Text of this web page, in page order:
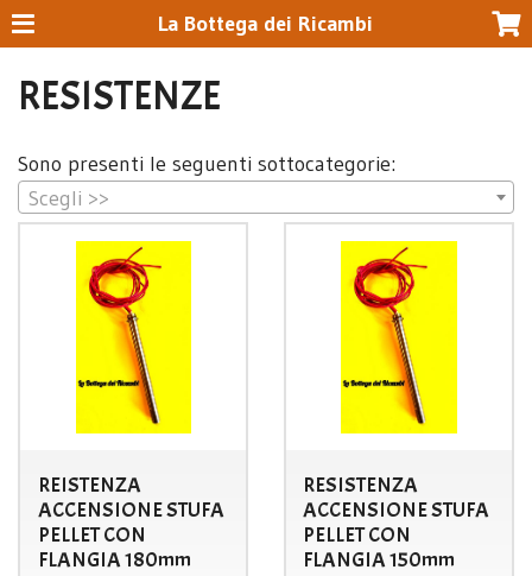
La Bottega dei Ricambi
RESISTENZE
Sono presenti le seguenti sottocategorie:
Scegli >>
REISTENZA
ACCENSIONE STUFA
PELLET CON
FLANGIA 180mm
RESISTENZA
ACCENSIONE STUFA
PELLET CON
FLANGIA 150mm